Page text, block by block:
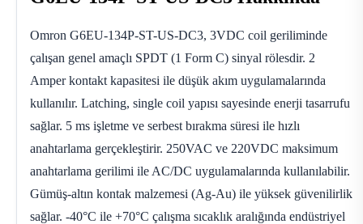
Omron G6EU-134P-ST-US-DC3, 3VDC coil geriliminde
çalışan genel amaçlı SPDT (1 Form C) sinyal rölesdir. 2
Amper kontakt kapasitesi ile düşük akım uygulamalarında
kullanılır. Latching, single coil yapısı sayesinde enerji tasarrufu
sağlar. 5 ms işletme ve serbest bırakma süresi ile hızlı
anahtarlama gerçekleştirir. 250VAC ve 220VDC maksimum
anahtarlama gerilimi ile AC/DC uygulamalarında kullanılabilir.
Gümüş-altın kontak malzemesi (Ag-Au) ile yüksek güvenilirlik
sağlar. -40°C ile +70°C çalışma sıcaklık aralığında endüstriyel